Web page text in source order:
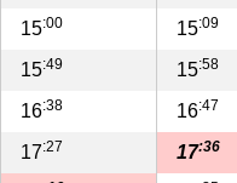
15:00 15:09
15:49 15:58
16:38 16:47
17:27 17:36